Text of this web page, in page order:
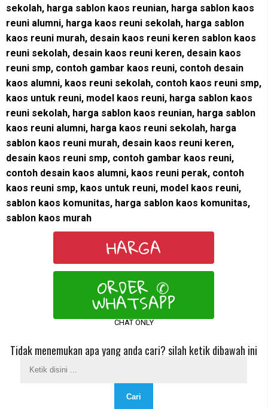
sekolah, harga sablon kaos reunian, harga sablon kaos
reuni alumni, harga kaos reuni sekolah, harga sablon
kaos reuni murah, desain kaos reuni keren sablon kaos
reuni sekolah, desain kaos reuni keren, desain kaos
reuni smp, contoh gambar kaos reuni, contoh desain
kaos alumni, kaos reuni sekolah, contoh kaos reuni smp,
kaos untuk reuni, model kaos reuni, harga sablon kaos
reuni sekolah, harga sablon kaos reunian, harga sablon
kaos reuni alumni, harga kaos reuni sekolah, harga
sablon kaos reuni murah, desain kaos reuni keren,
desain kaos reuni smp, contoh gambar kaos reuni,
contoh desain kaos alumni, kaos reuni perak, contoh
kaos reuni smp, kaos untuk reuni, model kaos reuni,
sablon kaos komunitas, harga sablon kaos komunitas,
sablon kaos murah
HARGA
ORDER ✆
WHATSAPP
CHAT ONLY
Tidak menemukan apa yang anda cari? silah ketik dibawah ini